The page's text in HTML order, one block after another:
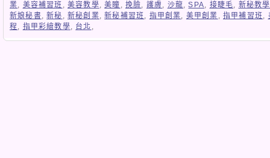
業, 美容補習班 ,美容教學,美瞳 ,挽臉, 護膚 , 沙龍,SPA, 接睫毛, 新秘教學
新娘秘書,新秘 ,新秘創業,新秘補習班 , 指甲創業, 美甲創業 ,指甲補習班 ,
程 , 指甲彩繪教學, 台北 ,